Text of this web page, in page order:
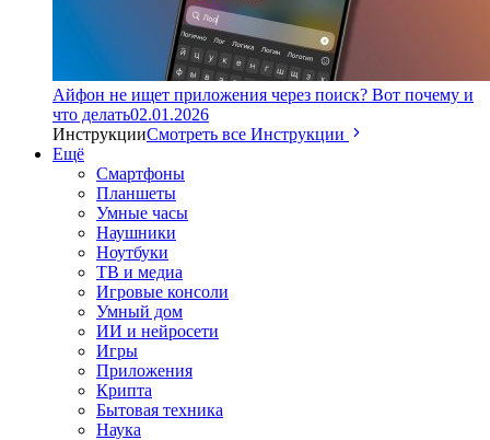
Айфон не ищет приложения через поиск? Вот почему и
что делать02.01.2026
ИнструкцииСмотреть все Инструкции
Ещё
Смартфоны
Планшеты
Умные часы
Наушники
Ноутбуки
ТВ и медиа
Игровые консоли
Умный дом
ИИ и нейросети
Игры
Приложения
Крипта
Бытовая техника
Наука